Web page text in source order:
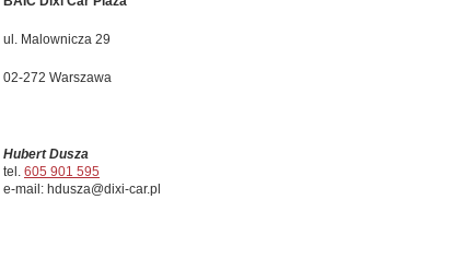
ul. Malownicza 29
02-272 Warszawa
Hubert Dusza
tel. 605 901 595
e-mail: hdusza@dixi-car.pl